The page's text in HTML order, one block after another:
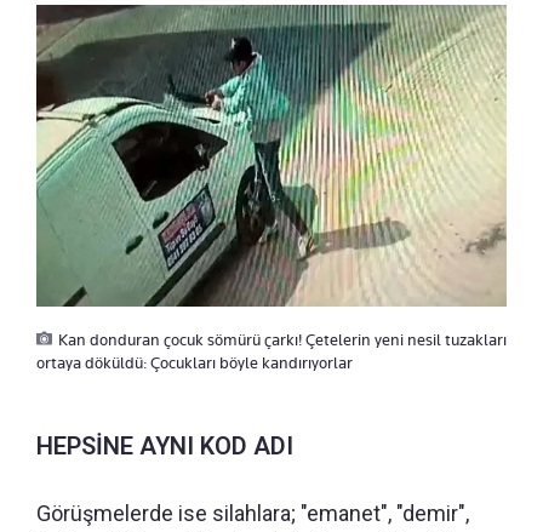
Kan donduran çocuk sömürü çarkı! Çetelerin yeni nesil tuzakları
ortaya döküldü: Çocukları böyle kandırıyorlar
HEPSİNE AYNI KOD ADI
Görüşmelerde ise silahlara; "emanet", "demir",